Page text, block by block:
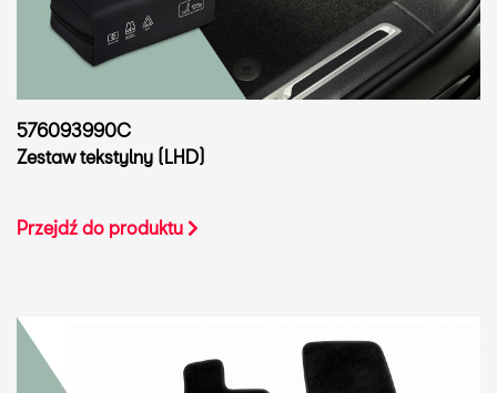
576093990C
Zestaw tekstylny (LHD)
Przejdź do produktu